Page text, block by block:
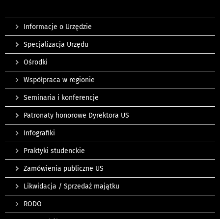
Informacje o Urzędzie
Specjalizacja Urzędu
Ośrodki
Współpraca w regionie
Seminaria i konferencje
Patronaty honorowe Dyrektora US
Infografiki
Praktyki studenckie
Zamówienia publiczne US
Likwidacja / Sprzedaż majątku
RODO